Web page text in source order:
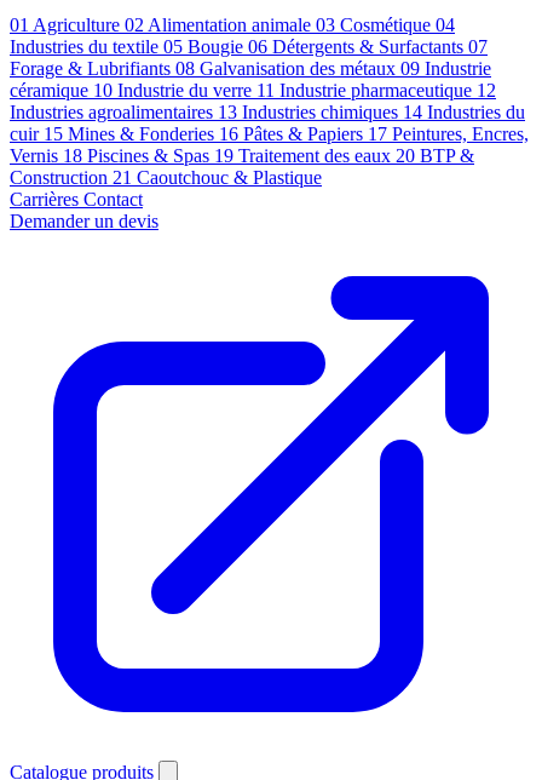
01 Agriculture 02 Alimentation animale 03 Cosmétique 04
Industries du textile 05 Bougie 06 Détergents & Surfactants 07
Forage & Lubrifiants 08 Galvanisation des métaux 09 Industrie
céramique 10 Industrie du verre 11 Industrie pharmaceutique 12
Industries agroalimentaires 13 Industries chimiques 14 Industries du
cuir 15 Mines & Fonderies 16 Pâtes & Papiers 17 Peintures, Encres,
Vernis 18 Piscines & Spas 19 Traitement des eaux 20 BTP &
Construction 21 Caoutchouc & Plastique
Carrières Contact
Demander un devis
Catalogue produits